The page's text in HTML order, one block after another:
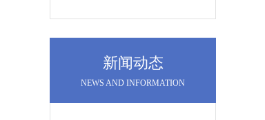
新闻动态
NEWS AND INFORMATION